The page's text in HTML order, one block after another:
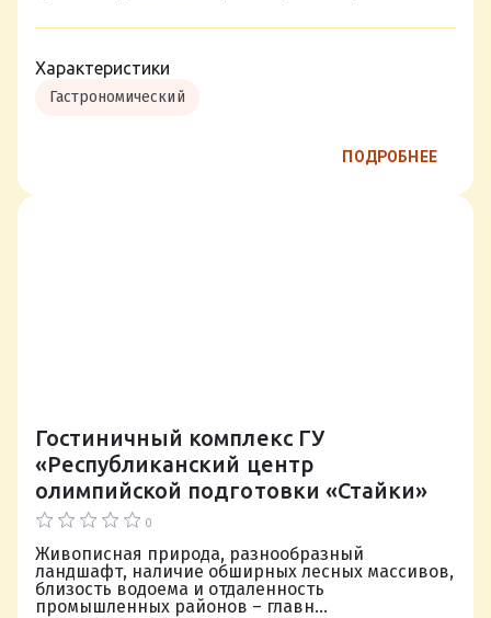
Характеристики
Гастрономический
ПОДРОБНЕЕ
Гостиничный комплекс ГУ
«Республиканский центр
олимпийской подготовки «Стайки»
0
Живописная природа, разнообразный
ландшафт, наличие обширных лесных массивов,
близость водоема и отдаленность
промышленных районов – главн...